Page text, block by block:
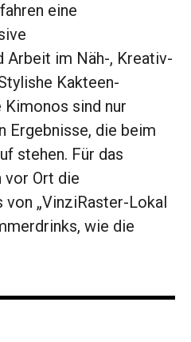
eine
Arbeit im Näh-, Kreativ-
Kakteen-
Kimonos sind nur
Ergebnisse, die beim
stehen. Für das
vor Ort die
„VinziRaster-Lokal
wie die